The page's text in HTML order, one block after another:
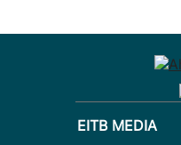
EITB MEDIA